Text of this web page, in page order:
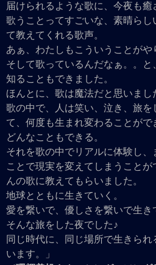
届けられるような歌に、今夜も癒
歌うことってすごいな、素晴ら
て教えてくれる歌声。
あぁ、わたしもこういうことがや
そして歌っているんだなぁ。。
知ることもできました。
ほんとに、歌は魔法だと思いまし
歌の中で、人は笑い、泣き、旅を
て、何度も生まれ変わることがで
どんなこともできる。
それを歌の中でリアルに体験し
ことで現実を変えてしまうこと
んの歌に教えてもらいました。
地球とともに生きていく。
愛を繋いで、優しさを繋いで生き
そんな旅をした夜でした♪
同じ時代に、同じ場所で生きら
います。」